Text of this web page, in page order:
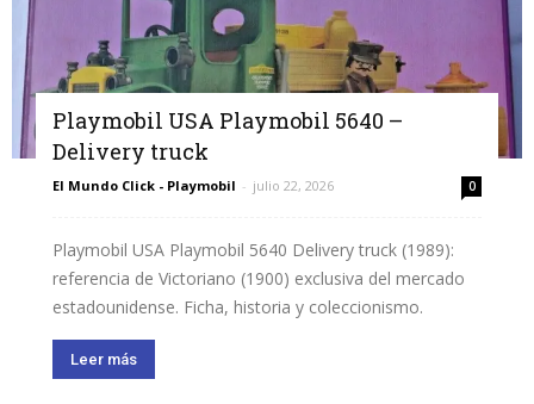
Playmobil USA Playmobil 5640 –
Delivery truck
El Mundo Click - Playmobil - julio 22, 2026 0
Playmobil USA Playmobil 5640 Delivery truck (1989):
referencia de Victoriano (1900) exclusiva del mercado
estadounidense. Ficha, historia y coleccionismo.
Leer más